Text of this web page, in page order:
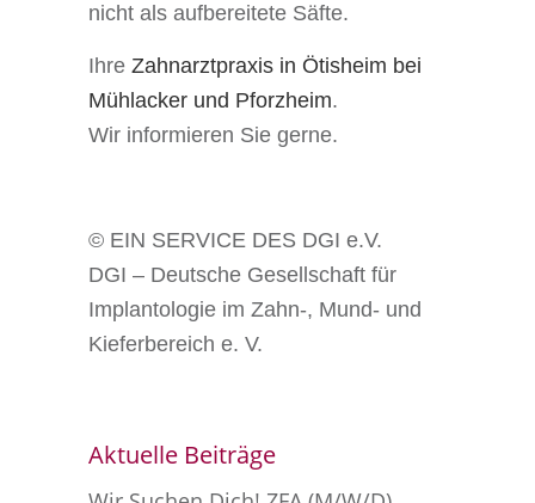
nicht als aufbereitete Säfte.
Ihre Zahnarztpraxis in Ötisheim bei
Mühlacker und Pforzheim.
Wir informieren Sie gerne.
© EIN SERVICE DES DGI e.V.
DGI – Deutsche Gesellschaft für
Implantologie im Zahn-, Mund- und
Kieferbereich e. V.
Aktuelle Beiträge